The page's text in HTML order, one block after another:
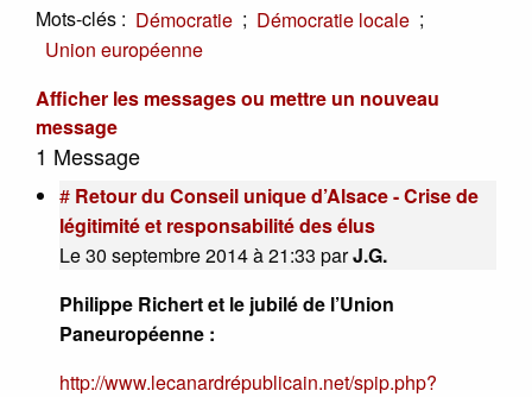
Mots-clés : Démocratie ; Démocratie locale ;
Union européenne
Afficher les messages ou mettre un nouveau
message
1 Message
# Retour du Conseil unique d’Alsace - Crise de
légitimité et responsabilité des élus
Le 30 septembre 2014 à 21:33 parJ.G.
Philippe Richert et le jubilé de l’Union
Paneuropéenne :
http://www.lecanardrépublicain.net/spip.php?